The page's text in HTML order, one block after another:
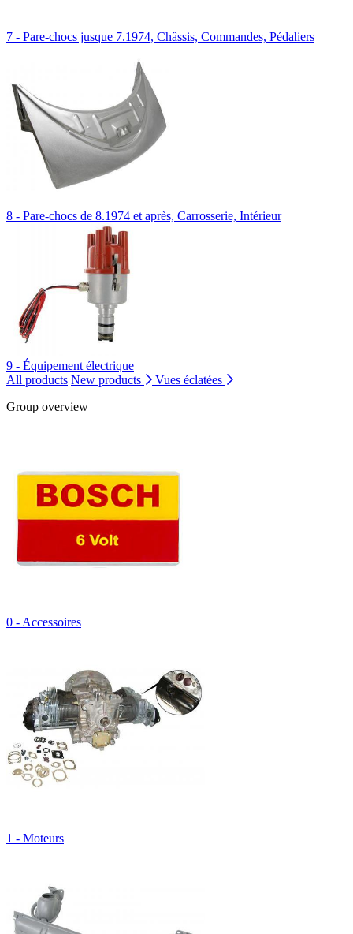
7 - Pare-chocs jusque 7.1974, Châssis, Commandes, Pédaliers
8 - Pare-chocs de 8.1974 et après, Carrosserie, Intérieur
9 - Équipement électrique
All products New products
Vues éclatées
Group overview
0 - Accessoires
1 - Moteurs